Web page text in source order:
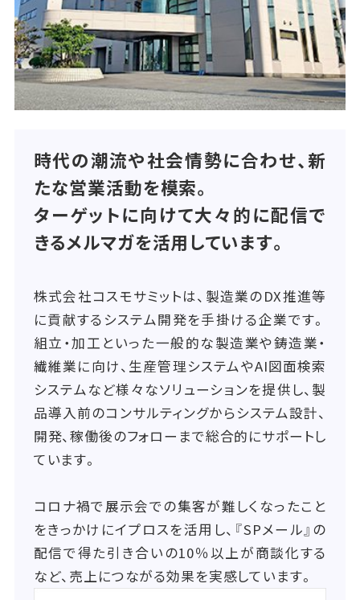
時代の潮流や社会情勢に合わせ、新
たな営業活動を模索。
ターゲットに向けて大々的に配信で
きるメルマガを活用しています。
株式会社コスモサミットは、製造業のDX推進等
に貢献するシステム開発を手掛ける企業です。
組立・加工といった一般的な製造業や鋳造業・
繊維業に向け、生産管理システムやAI図面検索
システムなど様々なソリューションを提供し、製
品導入前のコンサルティングからシステム設計、
開発、稼働後のフォローまで総合的にサポートし
ています。
コロナ禍で展示会での集客が難しくなったこと
をきっかけにイプロスを活用し、『SPメール』の
配信で得た引き合いの10％以上が商談化する
など、売上につながる効果を実感しています。